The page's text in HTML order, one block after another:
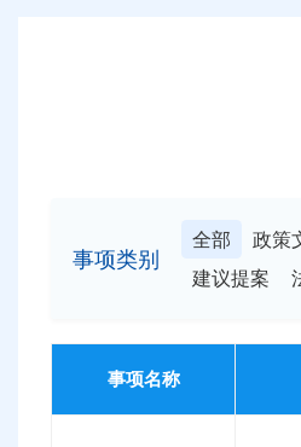
事项类别
全部 政策
建议提案
事项名称